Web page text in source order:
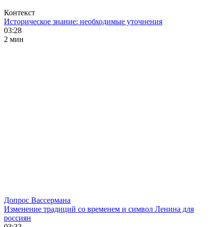
Контекст
Историческое знание: необходимые уточнения
03:28
2 мин
Допрос Вассермана
Изменение традиций со временем и символ Ленина для
россиян